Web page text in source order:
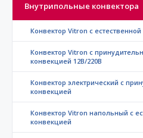
Внутрипольные конвектора
Конвектор Vitron с
Конвектор Vitron с
конвекцией 12В/220В
Конвектор электрический с
конвекцией
Конвектор Vitron напольный с
конвекцией